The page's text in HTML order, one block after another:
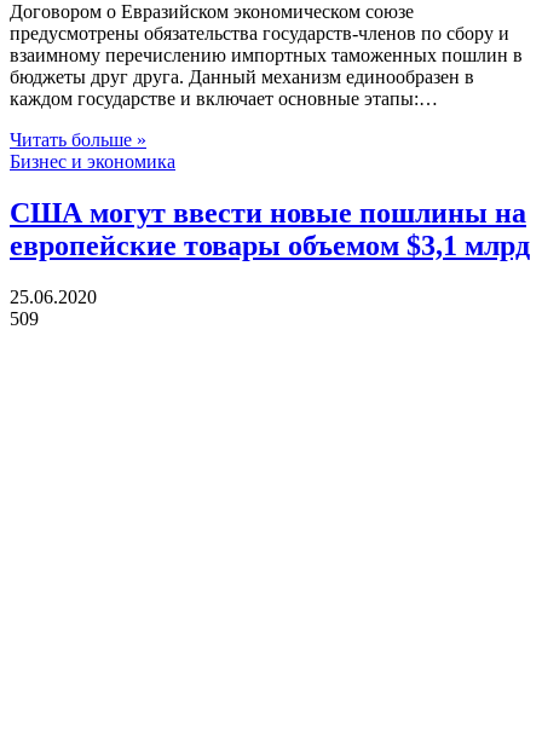
Договором о Евразийском экономическом союзе
предусмотрены обязательства государств-членов по сбору и
взаимному перечислению импортных таможенных пошлин в
бюджеты друг друга. Данный механизм единообразен в
каждом государстве и включает основные этапы:…
Читать больше »
Бизнес и экономика
США могут ввести новые пошлины на
европейские товары объемом $3,1 млрд
25.06.2020
509